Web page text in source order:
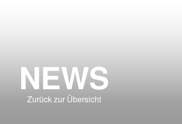
NEWS
Zurück zur Übersicht